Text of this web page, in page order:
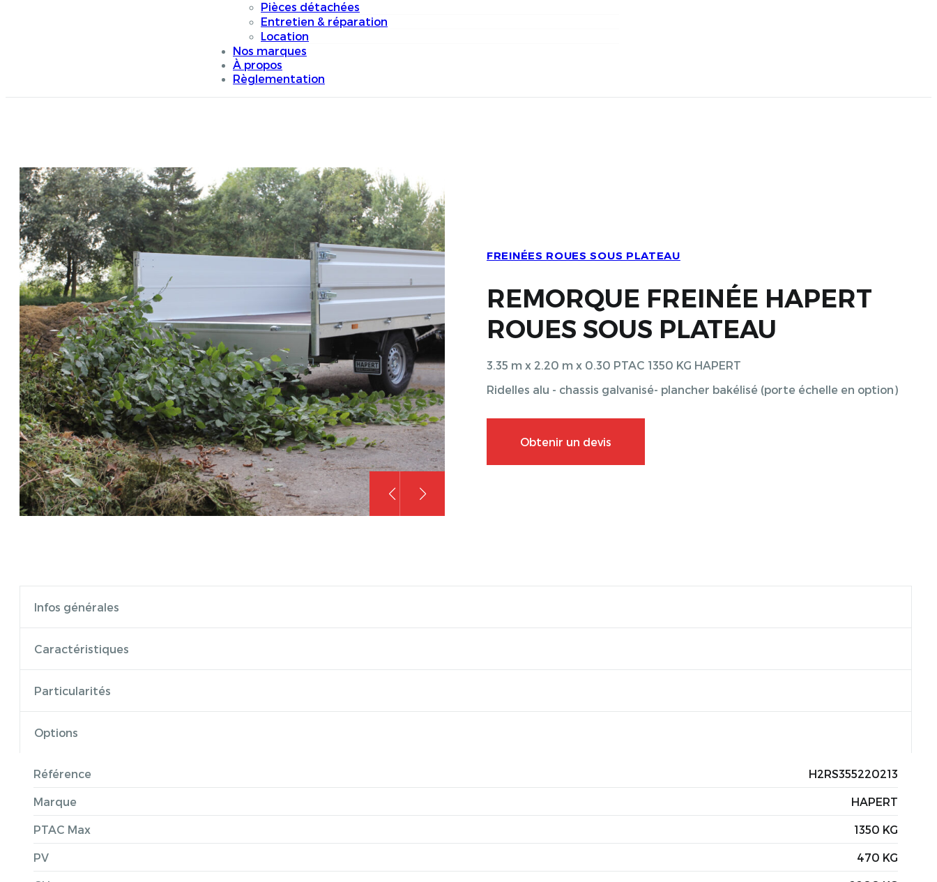
Pièces détachées
Entretien & réparation
Location
Nos marques
À propos
Règlementation
FREINÉES ROUES SOUS PLATEAU
REMORQUE FREINÉE HAPERT
ROUES SOUS PLATEAU
3.35 m x 2.20 m x 0.30 PTAC 1350 KG HAPERT
Ridelles alu - chassis galvanisé- plancher bakélisé (porte échelle en option)
Obtenir un devis
Infos générales
Caractéristiques
Particularités
Options
Référence H2RS355220213
Marque HAPERT
PTAC Max 1350 KG
PV 470 KG